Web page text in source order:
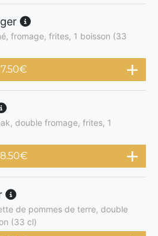
fromage, frites, 1 boisson (33
7.50€
double fromage, frites, 1
8.50€
de pommes de terre, double
(33 cl)